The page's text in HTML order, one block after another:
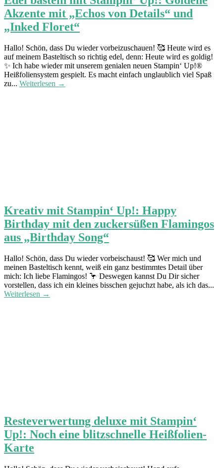
Akzente mit „Echos von Details“ und
„Inked Floret“
Hallo! Schön, dass Du wieder vorbeizuschauen! 🥰 Heute wird es
auf meinem Basteltisch so richtig edel, denn: Heute wird es goldig!
✨ Ich habe wieder mit unserem genialen neuen Stampin‘ Up!®
Heißfoliensystem gespielt. Es macht einfach unglaublich viel Spaß
zu... Weiterlesen →
Kreativ mit Stampin‘ Up!: Happy
Birthday mit den zuckersüßen Flamingos
aus „Birthday Song“
Hallo! Schön, dass Du wieder vorbeischaust! 🥰 Wer mich und
meinen Basteltisch kennt, weiß ein ganz bestimmtes Detail über
mich: Ich liebe Flamingos! 🦩 Deswegen kannst Du Dir sicher
vorstellen, dass ich ein kleines bisschen gejuchzt habe, als ich das...
Weiterlesen →
Resteverwertung deluxe mit Stampin‘
Up!: Noch eine blitzschnelle Heißfolien-
Karte